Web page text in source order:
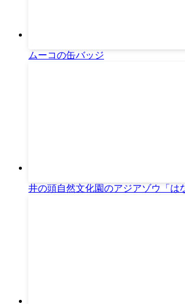
ムーコの缶バッジ
井の頭自然文化園のアジアゾウ「は